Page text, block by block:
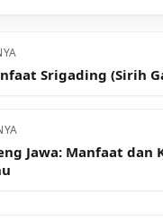
Srigading (Sirih
Jawa: Manfaat dan